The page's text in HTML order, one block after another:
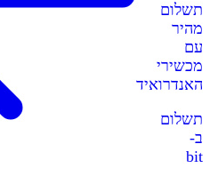
תשלום
מהיר
עם
מכשירי
האנדרואיד
תשלום
ב-
bit